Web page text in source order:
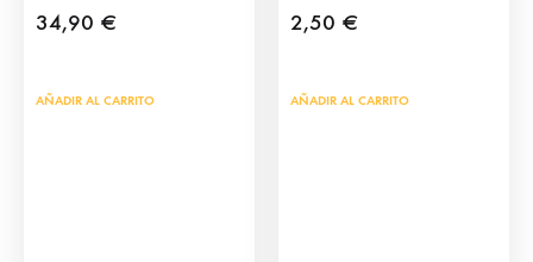
34,90 €
AÑADIR AL CARRITO
2,50 €
AÑADIR AL CARRITO